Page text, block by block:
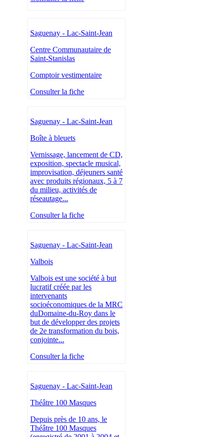
Saguenay - Lac-Saint-Jean
Centre Communautaire de
Saint-Stanislas
Comptoir vestimentaire
Consulter la fiche
Saguenay - Lac-Saint-Jean
Boîte à bleuets
Vernissage, lancement de CD,
exposition, spectacle musical,
improvisation, déjeuners santé
avec produits régionaux, 5 à 7
du milieu, activités de
réseautage...
Consulter la fiche
Saguenay - Lac-Saint-Jean
Valbois
Valbois est une société à but
lucratif créée par les
intervenants
socioéconomiques de la MRC
duDomaine-du-Roy dans le
but de développer des projets
de 2e transformation du bois,
conjointe...
Consulter la fiche
Saguenay - Lac-Saint-Jean
Théâtre 100 Masques
Depuis près de 10 ans, le
Théâtre 100 Masques